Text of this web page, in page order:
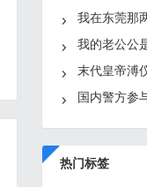
姥爷年轻时
我在东莞那
我的老公公
知生死
末代皇帝溥
参观故宫要
国内警方参
热门标签